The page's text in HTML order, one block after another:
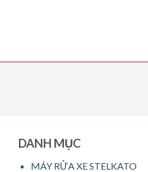
DANH MỤC
MÁY RỬA XE STELKATO